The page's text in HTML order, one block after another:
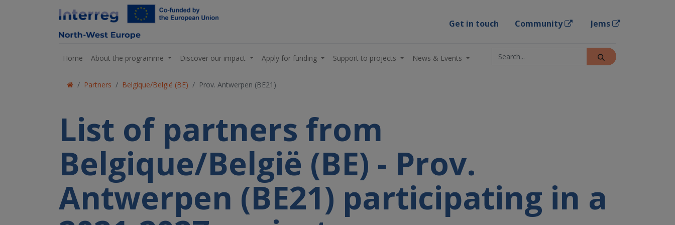
Get in touch Community Jems
Home About the programme Discover our impact Apply for funding Support to projects News & Events
Partners Belgique/België (BE) Prov. Antwerpen (BE21)
List of partners from
Belgique/België (BE) - Prov.
Antwerpen (BE21) participating in a